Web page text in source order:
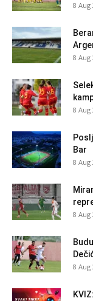
8 Aug
8 Aug
8 Aug
Bar
8 Aug
8 Aug
8 Aug